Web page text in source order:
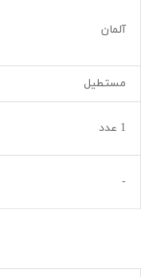
آلمان
مستطیل
1 عدد
-